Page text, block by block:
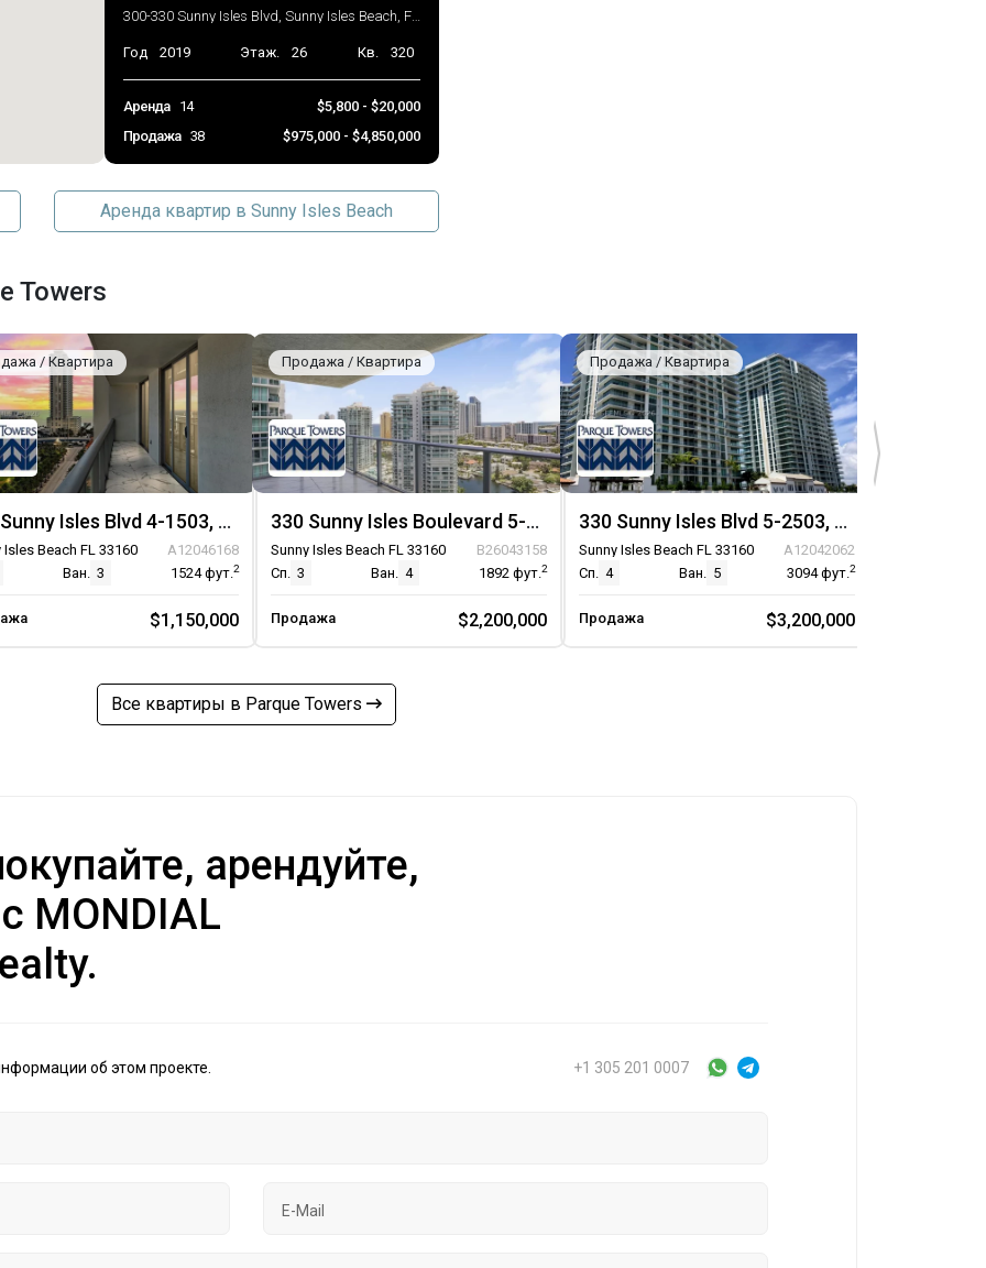
300-330 Sunny Isles Blvd, Sunny Isles Beach, FL 33160
Год 2019 Этаж. 26 Кв. 320
Аренда 14
$5,800 - $20,000
Продажа
38 $975,000 - $4,850,000
Аренда квартир в Sunny Isles Beach
Towers
/ Квартира
300 Sunny Isles Blvd 4-1503, Unit 4-1503
Isles Beach FL 33160
A12046168
Ван. 3 1524фут.2
$1,150,000
Продажа / Квартира
330 Sunny Isles Boulevard 5-2308, Unit 5-2308
Sunny Isles Beach FL 33160
B26043158
Сп. 3 Ван. 4 1892 фут.2
Продажа $2,200,000
Продажа / Квартира
330 Sunny Isles Blvd 5-2503, Unit 5-2503
Sunny Isles Beach FL 33160
A12042062
Сп. 4 Ван. 5 3094фут.2
Продажа $3,200,000
Все квартиры в Parque Towers
арендуйте,
MONDIAL
об этом проекте. +1 305 201 0007